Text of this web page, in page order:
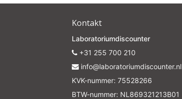
Kontakt
Laboratoriumdiscounter
+31 255 700 210
info@laboratoriumdiscounter.nl
KVK-nummer: 75528266
BTW-nummer: NL869321213B01